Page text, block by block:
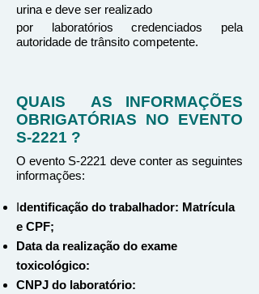
urina e deve ser realizado
por laboratórios credenciados pela
autoridade de trânsito competente.
QUAIS AS INFORMAÇÕES
OBRIGATÓRIAS NO EVENTO
S-2221 ?
O evento S-2221 deve conter as seguintes
informações:
Identificação do trabalhador: Matrícula
e CPF;
Data da realização do exame
toxicológico:
CNPJ do laboratório: